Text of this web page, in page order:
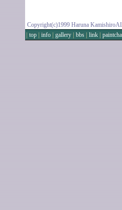
Copyright(c)1999 Haruna
|top|info|gallery|bbs|link|